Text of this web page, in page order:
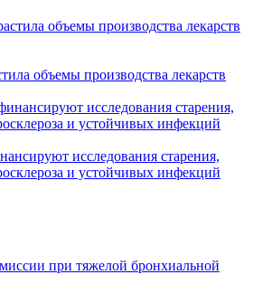
объемы производства лекарств
исследования старения,
и устойчивых инфекций
konferentsiy-Aktualnye-voprosy-v-molo/